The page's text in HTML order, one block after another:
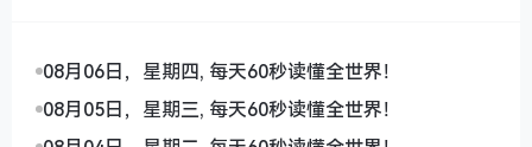
08月06日，星期四, 每天60秒读懂全世界！
08月05日，星期三, 每天60秒读懂全世界！